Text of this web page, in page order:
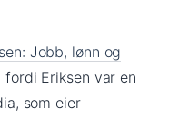
Jobb, lønn og
fordi Eriksen var en
som eier